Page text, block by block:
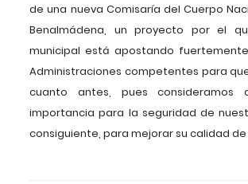
de una nueva Comisaría del Cuerpo
Benalmádena, un proyecto por el
municipal está apostando
Administraciones competentes para
cuanto antes, pues
importancia para la seguridad de
consiguiente, para mejorar su calidad de